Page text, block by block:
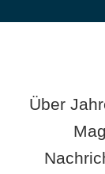
Über